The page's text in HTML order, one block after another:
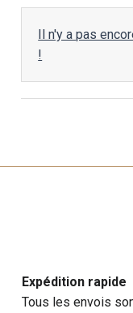
Il n'y a pas
!
Expédition rapide
Tous les envois